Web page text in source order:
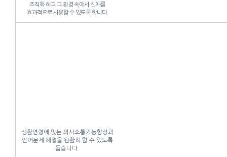
조직화 하고 그 환경 속에서 신체를
효과적으로 사용할 수 있도록 합니다.
생활연령에 맞는 의사소통기능향상과
언어문제 해결을 원활히 할 수 있도록
돕습니다.